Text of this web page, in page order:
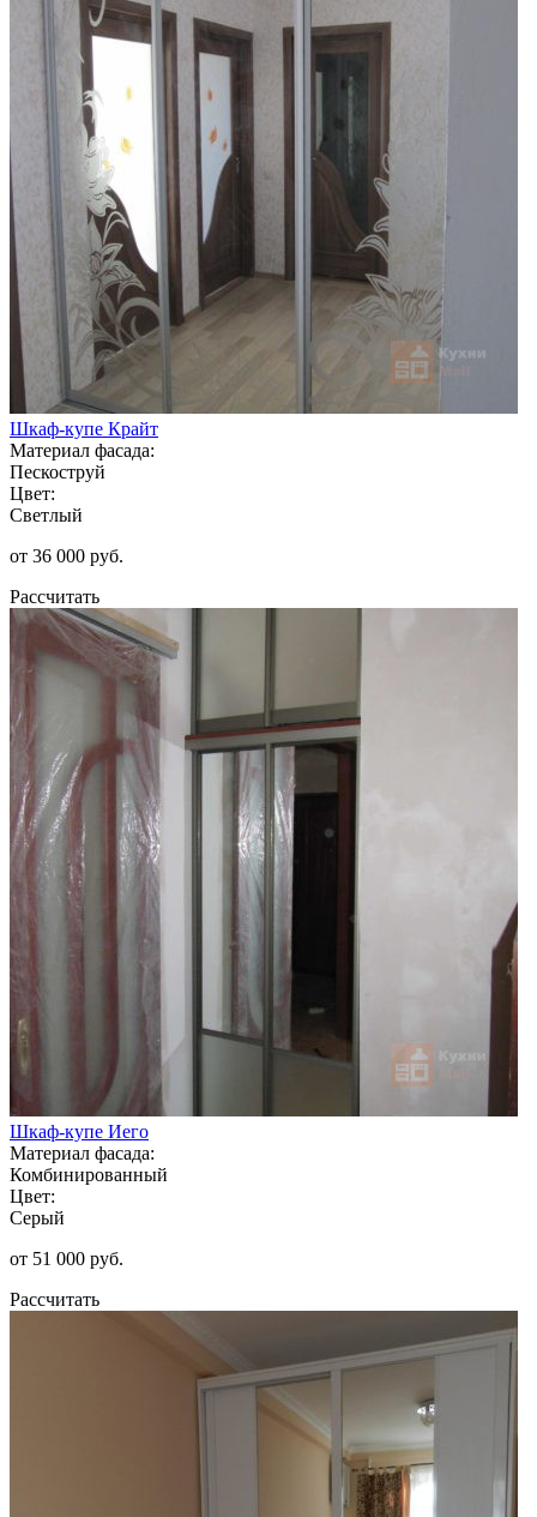
Шкаф-купе Крайт
Материал фасада:
Пескоструй
Цвет:
Светлый
от 36 000 руб.
Рассчитать
Шкаф-купе Иего
Материал фасада:
Комбинированный
Цвет:
Серый
от 51 000 руб.
Рассчитать